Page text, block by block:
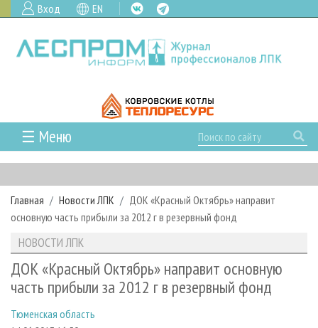
Вход EN
☰ Меню
ГЛАВНАЯ
РУБРИКИ И ТЕМЫ
РУБРИКИ ЖУРНАЛА
ЛЕСОЗАГОТОВКА
ЛЕСОПИЛЕНИЕ
НОВОСТИ
НОВОСТИ ЛПК
НОВОСТИ ЖУРНАЛА
ПРОЕКТЫ ЛПИ
АНАЛИТИКА
ПРЕДПРИЯТИЯ ЛПК
АРХИВ
АРХИВ ЖУРНАЛОВ
О ЖУРНАЛЕ
ПОДПИСКА
РЕКЛАМОДАТЕЛЯМ
Главная Новости ЛПК
ДОК «Красный Октябрь» направит
основную часть прибыли за 2012 г в резервный фонд
НОВОСТИ ЛПК
ДОК «Красный Октябрь» направит основную
часть прибыли за 2012 г в резервный фонд
Тюменская область